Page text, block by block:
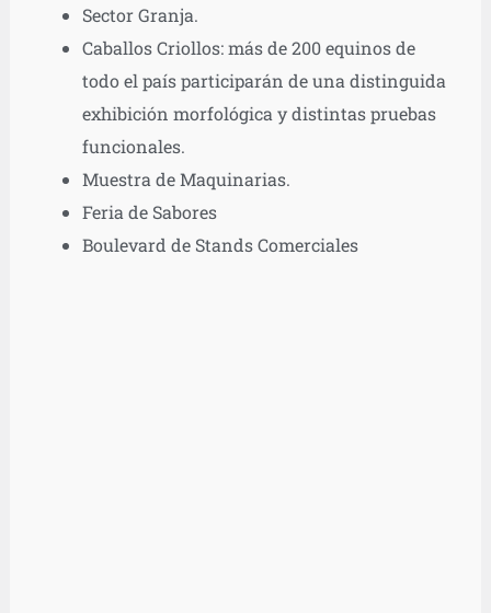
Sector Granja.
Caballos Criollos: más de 200 equinos de
todo el país participarán de una distinguida
exhibición morfológica y distintas pruebas
funcionales.
Muestra de Maquinarias.
Feria de Sabores
Boulevard de Stands Comerciales